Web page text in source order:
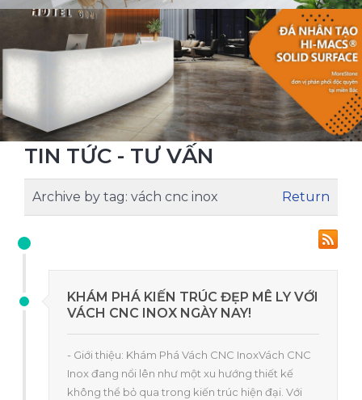
TIN TỨC - TƯ VẤN
Archive by tag: vách cnc inox Return
KHÁM PHÁ KIẾN TRÚC ĐẸP MÊ LY VỚI
VÁCH CNC INOX NGÀY NAY!
- Giới thiệu: Khám Phá Vách CNC InoxVách CNC
Inox đang nổi lên như một xu hướng thiết kế
không thể bỏ qua trong kiến trúc hiện đại. Với